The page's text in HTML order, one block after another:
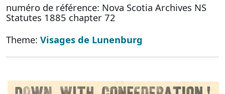
numéro de référence: Nova Scotia Archives NS
Statutes 1885 chapter 72
Theme: Visages de Lunenburg